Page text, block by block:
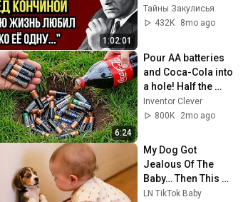
1:02:01
ПОСЛЕДНИЕ
СЛОВА АКТЕРА
СКРЫВАЛИ 50 ЛЕТ!
Тайны Закулисья
432K
8mo ago
6:24
Pour AA batteries
and Coca-Cola into
a hole! Half the
world will be
amazed!  Clever
Inventor Clever
800K
2mo ago
My Dog Got
Jealous Of The
Baby… Then This
Happened 😂🐶
LN TikTok Baby